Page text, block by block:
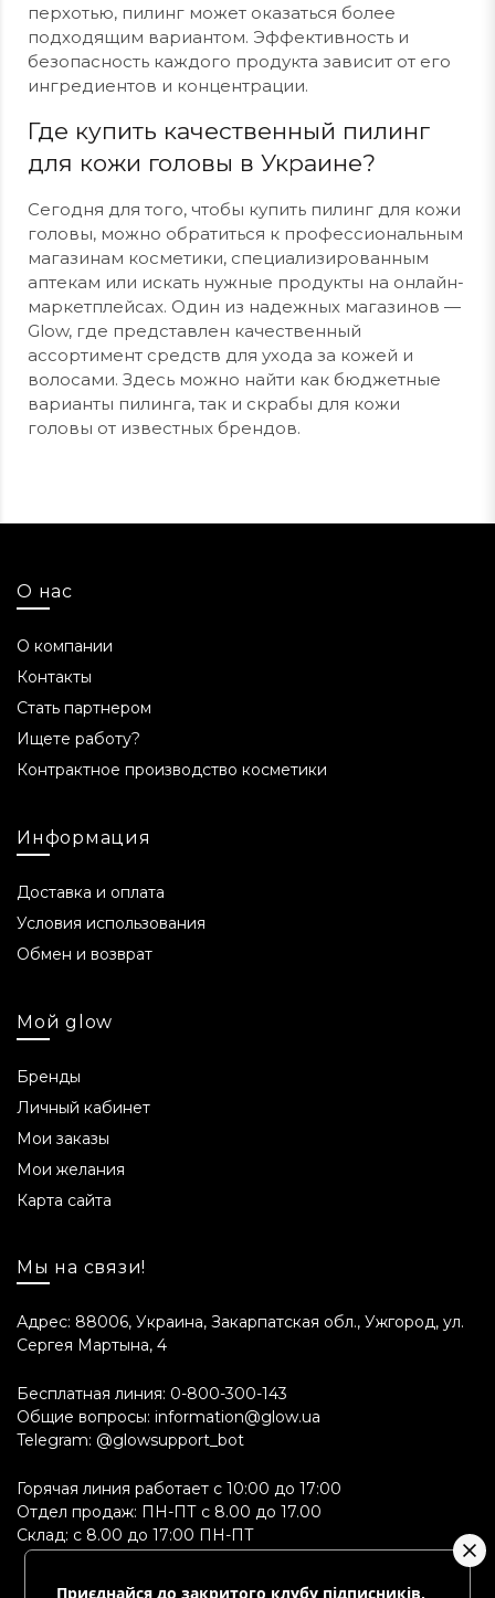
перхотью, пилинг может оказаться более
подходящим вариантом. Эффективность и
безопасность каждого продукта зависит от его
ингредиентов и концентрации.
Где купить качественный пилинг
для кожи головы в Украине?
Сегодня для того, чтобы купить пилинг для кожи
головы, можно обратиться к профессиональным
магазинам косметики, специализированным
аптекам или искать нужные продукты на онлайн-
маркетплейсах. Один из надежных магазинов —
Glow, где представлен качественный
ассортимент средств для ухода за кожей и
волосами. Здесь можно найти как бюджетные
варианты пилинга, так и скрабы для кожи
головы от известных брендов.
О нас
О компании
Контакты
Стать партнером
Ищете работу?
Контрактное производство косметики
Информация
Доставка и оплата
Условия использования
Обмен и возврат
Мой glow
Бренды
Личный кабинет
Мои заказы
Мои желания
Карта сайта
Мы на связи!
Адрес: 88006, Украина, Закарпатская обл., Ужгород, ул.
Сергея Мартына, 4
Бесплатная линия: 0-800-300-143
Общие вопросы: information@glow.ua
Telegram: @glowsupport_bot
Горячая линия работает с 10:00 до 17:00
Отдел продаж: ПН-ПТ с 8.00 до 17.00
Склад: с 8.00 до 17:00 ПН-ПТ
Приєднайся до закритого клубу підписників,